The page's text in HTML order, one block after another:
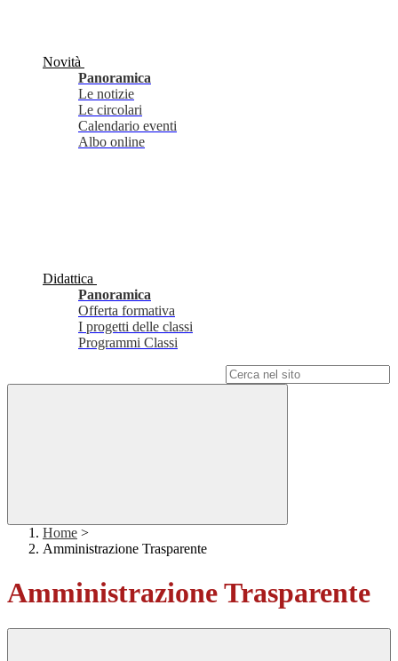
Novità
Panoramica
Le notizie
Le circolari
Calendario eventi
Albo online
Didattica
Panoramica
Offerta formativa
I progetti delle classi
Programmi Classi
Home >
Amministrazione Trasparente
Amministrazione Trasparente